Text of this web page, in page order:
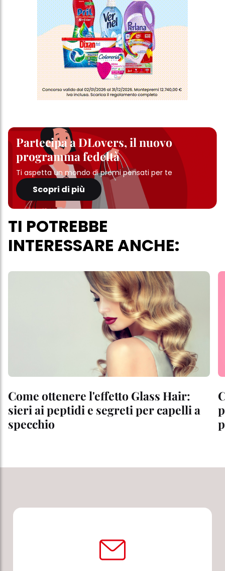
Partecipa a DLovers, il nuovo
programma fedeltà
Ti aspetta un mondo di premi pensati per te
Scopri di più
TI POTREBBE
INTERESSARE ANCHE:
Come ottenere l'effetto Glass Hair:
sieri ai peptidi e segreti per capelli a
specchio